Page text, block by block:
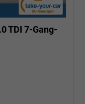
TDI 7-Gang-